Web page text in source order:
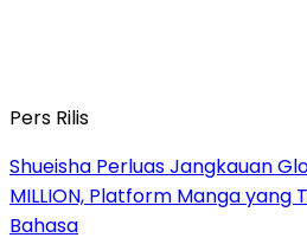
Pers Rilis
Shueisha Perluas Jangkauan
MILLION, Platform Manga yang
Bahasa